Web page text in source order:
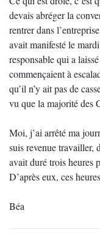
devais abréger la
rentrer dans
avait manifesté le
responsable qui a
commençaient à
qu’il n’y ait pas de
vu que la majorité des
Moi, j’ai arrêté ma
suis revenue travailler,
avait duré trois heures
D’après eux, ces
Béa